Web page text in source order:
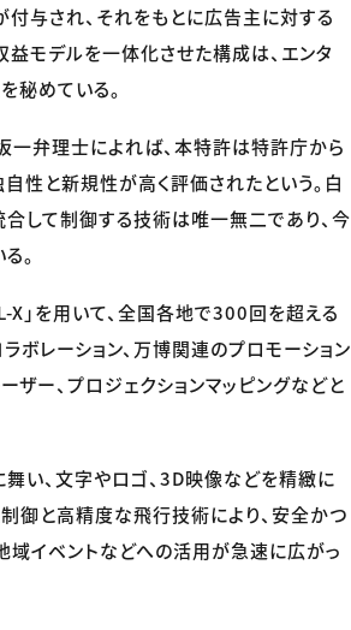
与され、それをもとに広告主に対する
モデルを一体化させた構成は、エンタ
秘めている。
弁理士によれば、本特許は特許庁から
性と新規性が高く評価されたという。白
して制御する技術は唯一無二であり、今
。
X」を用いて、全国各地で300回を超える
ボレーション、万博関連のプロモーション
ー、プロジェクションマッピングなどと
い、文字やロゴ、3D映像などを精緻に
御と高精度な飛行技術により、安全かつ
域イベントなどへの活用が急速に広がっ